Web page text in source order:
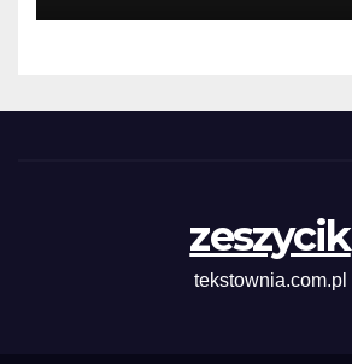
zeszycik
tekstownia.com.pl